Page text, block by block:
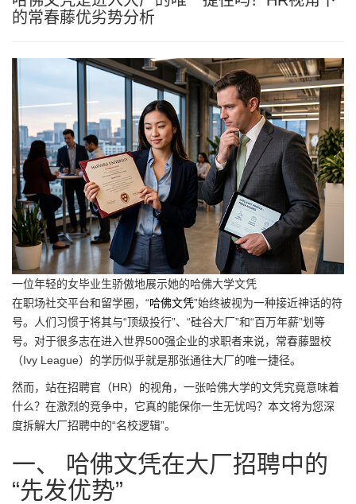
的常春藤优劣势分析
一位年轻的女毕业生骄傲地展示她的哈佛大学文凭
在职场社交平台和留学圈，“哈佛文凭”始终被视为一种接近神话的符
号。人们习惯于将其与“顶级投行”、“硅谷大厂”和“百万年薪”划等
号。对于很多志在进入世界500强企业的求职者来说，常春藤盟校
（Ivy League）的学历似乎就是那张通往大厂的唯一捷径。
然而，站在招聘官（HR）的视角，一张哈佛大学的文凭究竟意味着
什么？在激烈的竞争中，它真的能保你一生无忧吗？本文将为您深
度拆解大厂招聘中的“名校逻辑”。
一、 哈佛文凭在大厂招聘中的
“先发优势”